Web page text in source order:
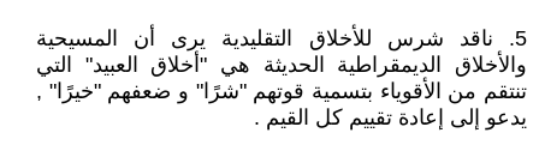
5. ناقد شرس للأخلاق التقليدية يرى أن المسيحية
والأخلاق الديمقراطية الحديثة هي "أخلاق العبيد" التي
تنتقم من الأقوياء بتسمية قوتهم "شرًا" و ضعفهم "خيرًا" ,
يدعو إلى إعادة تقييم كل القيم .